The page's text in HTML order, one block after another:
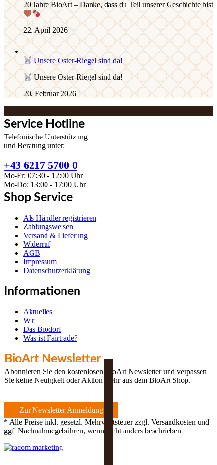
20 Jahre BioArt – Danke, dass du Teil unserer Geschichte bist
22. April 2026
Unsere Oster-Riegel sind da!
Unsere Oster-Riegel sind da!
20. Februar 2026
Service Hotline
Telefonische Unterstützung
und Beratung unter:
+43 6217 5700 0
Mo-Fr: 07:30 - 12:00 Uhr
Mo-Do: 13:00 - 17:00 Uhr
Shop Service
Als Händler registrieren
Zahlungsweisen
Versand & Lieferung
Widerruf
AGB
Impressum
Datenschutzerklärung
Informationen
Aktuelles
Wir
Das Biodorf
Was ist Fairtrade?
BioArt Newsletter
Abonnieren Sie den kostenlosen BioArt Newsletter und verpassen
Sie keine Neuigkeit oder Aktion mehr aus dem BioArt Shop.
Zur Newsletter Anmeldung
* Alle Preise inkl. gesetzl. Mehrwertsteuer zzgl. Versandkosten und
ggf. Nachnahmegebühren, wenn nicht anders beschrieben